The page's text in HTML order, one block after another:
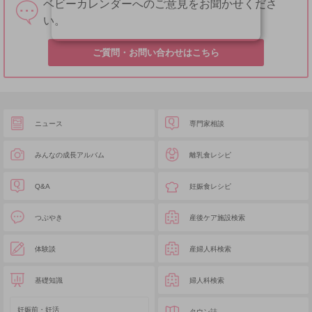
ベビーカレンダーへのご意見をお聞かせくださ
い。
ご質問・お問い合わせはこちら
ニュース
みんなの成長アルバム
Q&A
つぶやき
体験談
基礎知識
妊娠前・妊活
専門家相談
離乳食レシピ
妊娠食レシピ
産後ケア施設検索
産婦人科検索
婦人科検索